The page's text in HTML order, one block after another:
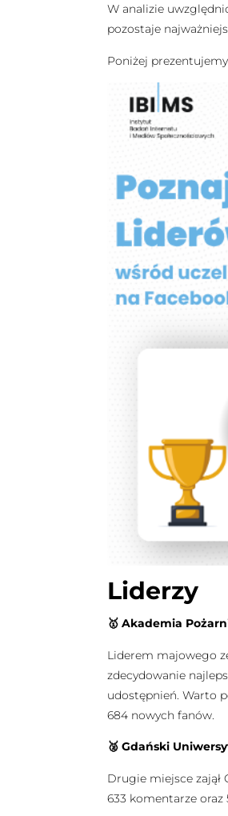
W analizie
pozostaje
Poniżej
Liderzy
🥇 Akademia
Liderem majowego
zdecydowanie
udostępnień. Warto
684 nowych fanów.
🥈 Gdański
Drugie miejsce zajął
633 komentarze oraz